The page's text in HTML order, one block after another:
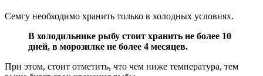
Семгу необходимо хранить только в холодных условиях.
В холодильнике рыбу стоит хранить не более 10
дней, в морозилке не более 4 месяцев.
При этом, стоит отметить, что чем ниже температура, тем